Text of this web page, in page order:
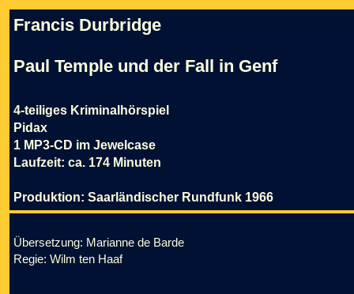
Francis Durbridge
Paul Temple und der Fall in Genf
4-teiliges Kriminalhörspiel
Pidax
1 MP3-CD im Jewelcase
Laufzeit: ca. 174 Minuten
Produktion: Saarländischer Rundfunk 1966
Übersetzung: Marianne de Barde
Regie: Wilm ten Haaf